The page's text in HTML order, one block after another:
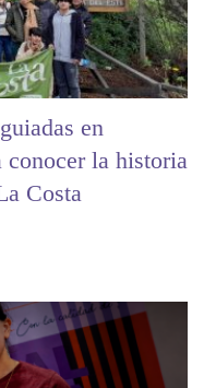
en
conocer la historia
Costa